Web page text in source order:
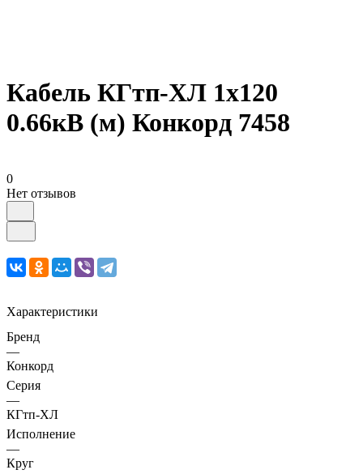
Кабель КГтп-ХЛ 1х120
0.66кВ (м) Конкорд 7458
0
Нет отзывов
Характеристики
Бренд
—
Конкорд
Серия
—
КГтп-ХЛ
Исполнение
—
Круг